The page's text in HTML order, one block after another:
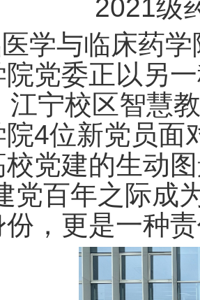
2021级
学与临床药
院党委正以另
江宁校区智慧
4位新党员面
校党建的生动
党百年之际成
，更是一种